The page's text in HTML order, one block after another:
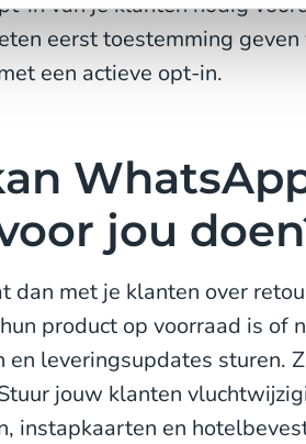
eerst toestemming
een actieve opt-in.
jou
dan met je klanten over
product op voorraad is of
leveringsupdates sturen.
jouw klanten
instapkaarten en